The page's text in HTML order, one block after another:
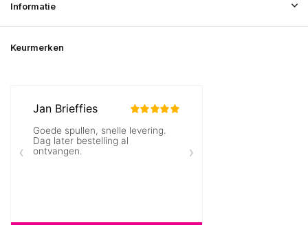
Informatie
Keurmerken